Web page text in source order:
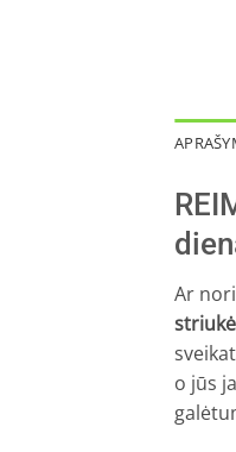
Ar
o jūs